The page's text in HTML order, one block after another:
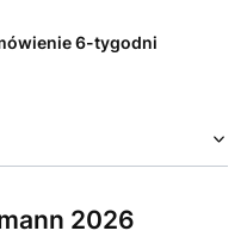
6-tygodni
2026